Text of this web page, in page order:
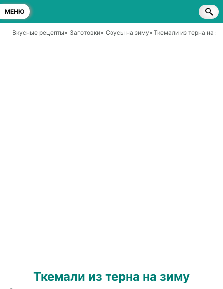
МЕНЮ
Вкусные рецепты» Заготовки» Соусы на зиму» Ткемали из терна на
Ткемали из терна на зиму